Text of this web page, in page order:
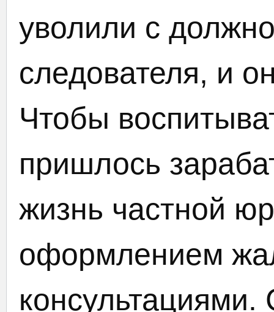
уволили с
следователя, и
Чтобы
пришлось
жизнь частной
оформлением